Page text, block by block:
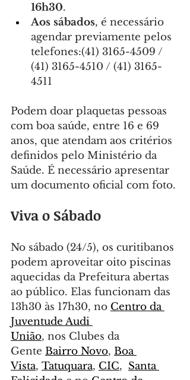
16h30.
Aos sábados, é necessário
agendar previamente pelos
telefones:(41) 3165-4509 /
(41) 3165-4510 / (41) 3165-
4511
Podem doar plaquetas pessoas
com boa saúde, entre 16 e 69
anos, que atendam aos critérios
definidos pelo Ministério da
Saúde. É necessário apresentar
um documento oficial com foto.
Viva o Sábado
No sábado (24/5), os curitibanos
podem aproveitar oito piscinas
aquecidas da Prefeitura abertas
ao público. Elas funcionam das
13h30 às 17h30, no Centro da
Juventude Audi
União, nos Clubes da
Gente Bairro Novo, Boa
Vista, Tatuquara, CIC, Santa